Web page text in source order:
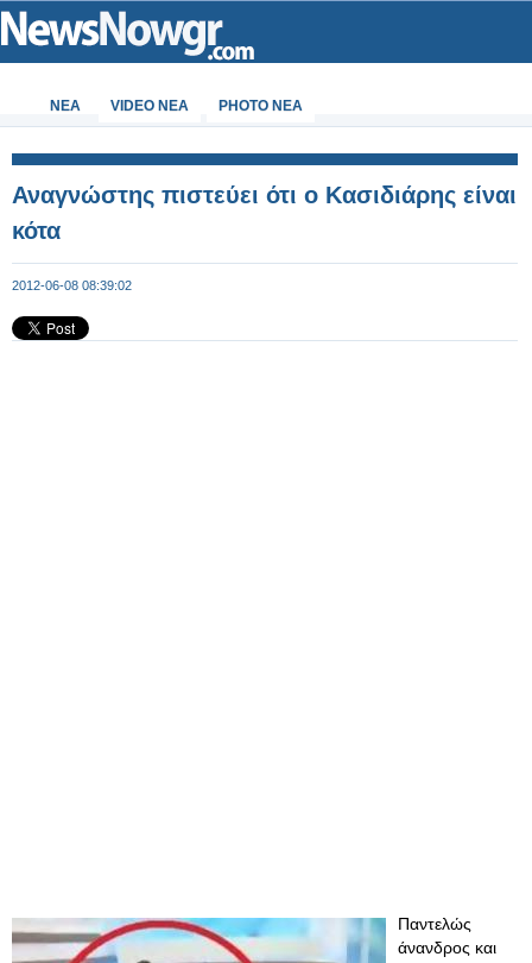
ΝΕΑ VIDEO NEA PHOTO NEA
Αναγνώστης πιστεύει ότι ο Κασιδιάρης είναι
κότα
2012-06-08 08:39:02
Παντελώς
άνανδρος και